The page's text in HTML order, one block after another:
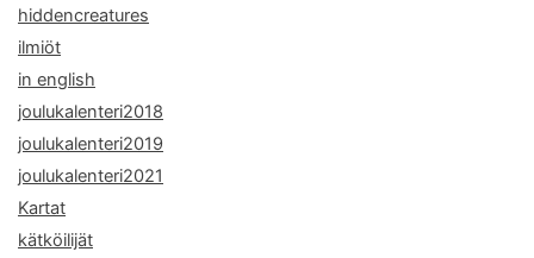
hiddencreatures
ilmiöt
in english
joulukalenteri2018
joulukalenteri2019
joulukalenteri2021
Kartat
kätköilijät